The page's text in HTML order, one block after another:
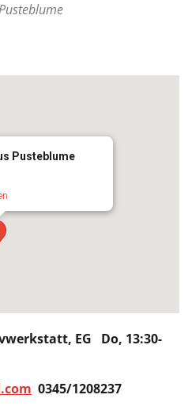
Pusteblume
EG Do, 13:30-
0345/1208237